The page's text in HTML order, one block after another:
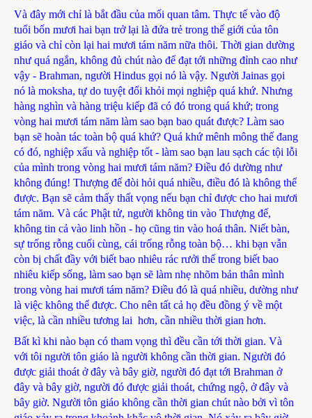
Và đây mới chỉ là bắt đầu của mối quan tâm. Thực tế vào độ
tuổi bốn mươi hai bạn trở lại là đứa trẻ trong thế giới của tôn
giáo và chỉ còn lại hai mươi tám năm nữa thôi. Thời gian dường
như quá ngắn, không đủ chút nào để đạt tới những đỉnh cao như
vậy - Brahman, người Hindus gọi nó là vậy. Người Jainas gọi
nó là moksha, tự do tuyệt đối khỏi mọi nghiệp quá khứ. Nhưng
hàng nghìn và hàng triệu kiếp đã có đó trong quá khứ; trong
vòng hai mươi tám năm làm sao bạn bao quát được? Làm sao
bạn sẽ hoàn tác toàn bộ quá khứ? Quá khứ mênh mông thế đang
có đó, nghiệp xấu và nghiệp tốt - làm sao bạn lau sạch các tội lỗi
của mình trong vòng hai mươi tám năm? Điều đó dường như
không đúng! Thượng đế đòi hỏi quá nhiều, điều đó là không thể
được. Bạn sẽ cảm thấy thất vọng nếu bạn chỉ được cho hai mươi
tám năm. Và các Phật tử, người không tin vào Thượng đế,
không tin cả vào linh hồn - họ cũng tin vào hoá thân. Niết bàn,
sự trống rỗng cuối cùng, cái trống rỗng toàn bộ… khi bạn vẫn
còn bị chất đầy với biết bao nhiêu rác rưởi thế trong biết bao
nhiêu kiếp sống, làm sao bạn sẽ làm nhẹ nhõm bản thân mình
trong vòng hai mươi tám năm? Điều đó là quá nhiều, dường như
là việc không thể được. Cho nên tất cả họ đều đồng ý về một
việc, là cần nhiều tương lai hơn, cần nhiều thời gian hơn.
Bất kì khi nào bạn có tham vọng thì đều cần tới thời gian. Và
với tôi người tôn giáo là người không cần thời gian. Người đó
được giải thoát ở đây và bây giờ, người đó đạt tới Brahman ở
đây và bây giờ, người đó được giải thoát, chứng ngộ, ở đây và
bây giờ. Người tôn giáo không cần thời gian chút nào bởi vì tôn